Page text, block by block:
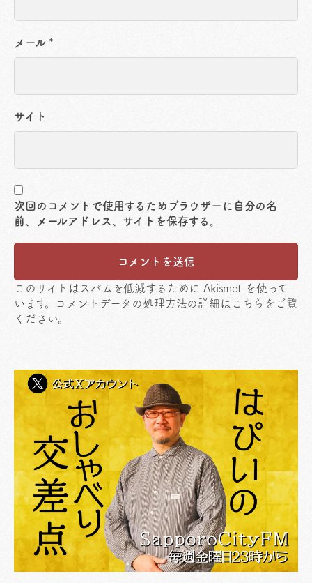
メール *
サイト
次回のコメントで使用するためブラウザーに自分の名
前、メールアドレス、サイトを保存する。
このサイトはスパムを低減するために Akismet を使って
います。
コメントデータの処理方法の詳細はこちらをご覧
ください。